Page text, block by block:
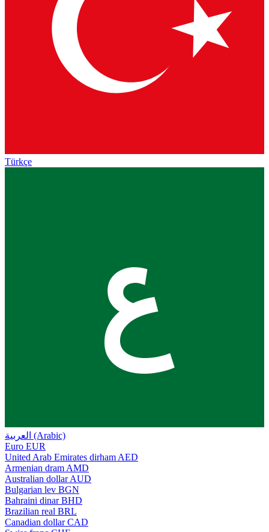
Türkçe
ع
العربية (Arabic)
Euro EUR
United Arab Emirates dirham AED
Armenian dram AMD
Australian dollar AUD
Bulgarian lev BGN
Bahraini dinar BHD
Brazilian real BRL
Canadian dollar CAD